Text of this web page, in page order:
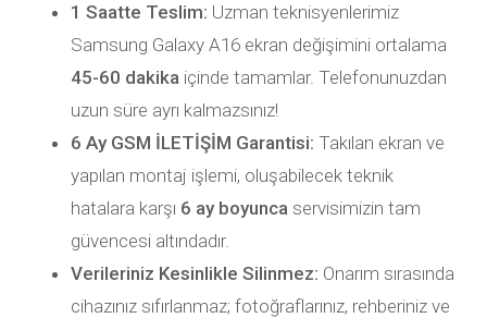
1 Saatte Teslim: Uzman teknisyenlerimiz
Samsung Galaxy A16 ekran değişimini ortalama
45-60 dakika içinde tamamlar. Telefonunuzdan
uzun süre ayrı kalmazsınız!
6 Ay GSM İLETİŞİM Garantisi: Takılan ekran ve
yapılan montaj işlemi, oluşabilecek teknik
hatalara karşı 6 ay boyunca servisimizin tam
güvencesi altındadır.
Verileriniz Kesinlikle Silinmez: Onarım sırasında
cihazınız sıfırlanmaz; fotoğraflarınız, rehberiniz ve